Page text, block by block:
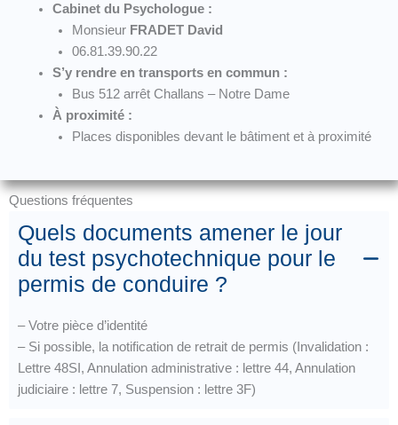
Cabinet du Psychologue :
Monsieur FRADET David
06.81.39.90.22
S’y rendre en transports en commun :
Bus 512 arrêt Challans – Notre Dame
À proximité :
Places disponibles devant le bâtiment et à proximité
Questions fréquentes
Quels documents amener le jour
du test psychotechnique pour le
permis de conduire ?
– Votre pièce d’identité
– Si possible, la notification de retrait de permis (Invalidation :
Lettre 48SI, Annulation administrative : lettre 44, Annulation
judiciaire : lettre 7, Suspension : lettre 3F)